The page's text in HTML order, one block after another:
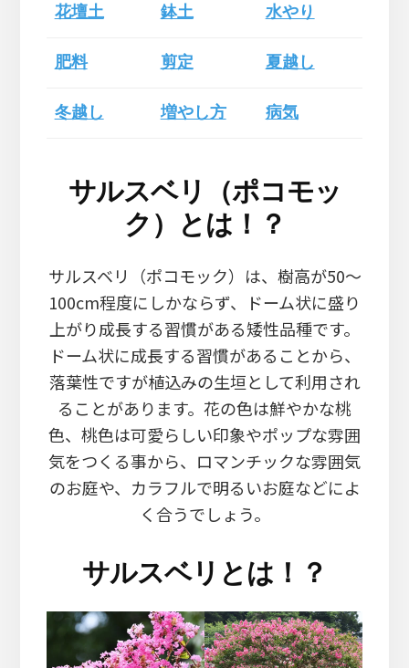
花壇土 鉢土 水やり
肥料 剪定 夏越し
冬越し 増やし方 病気
サルスベリ（ポコモッ
ク）とは！？
サルスベリ（ポコモック）は、樹高が50～
100cm程度にしかならず、ドーム状に盛り
上がり成長する習慣がある矮性品種です。
ドーム状に成長する習慣があることから、
落葉性ですが植込みの生垣として利用され
ることがあります。花の色は鮮やかな桃
色、桃色は可愛らしい印象やポップな雰囲
気をつくる事から、ロマンチックな雰囲気
のお庭や、カラフルで明るいお庭などによ
く合うでしょう。
サルスベリとは！？